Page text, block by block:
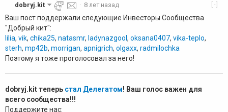
[-]
dobryj.kit · 8 лет назад
Ваш пост поддержали следующие Инвесторы Сообщества
"Добрый кит":
lilia, vik, chika25, natasmr, ladynazgool , oksana0407, vika-teplo,
sterh, mp42b, morrigan, apnigrich, olgaxx, radmilochka
Поэтому я тоже проголосовал за него!
dobryj.kit теперь стал Делегатом! Ваш голос важен для
всего сообщества!!!
Поддержите нас: